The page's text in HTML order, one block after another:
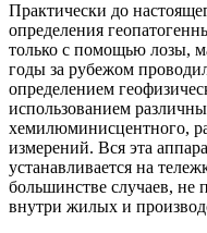
Практически до
определения
только с помощью лозы,
годы за рубежом
определением
использованием
хемилюминисцентного,
измерений. Вся эта
устанавливается на
большинстве случаев, не
внутри жилых и